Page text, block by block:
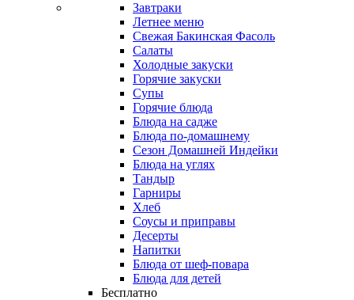
Завтраки
Летнее меню
Свежая Бакинская Фасоль
Салаты
Холодные закуски
Горячие закуски
Супы
Горячие блюда
Блюда на садже
Блюда по-домашнему
Сезон Домашней Индейки
Блюда на углях
Тандыр
Гарниры
Хлеб
Соусы и приправы
Десерты
Напитки
Блюда от шеф-повара
Блюда для детей
Бесплатно